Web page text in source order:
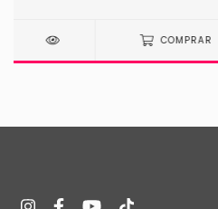
COMPRAR